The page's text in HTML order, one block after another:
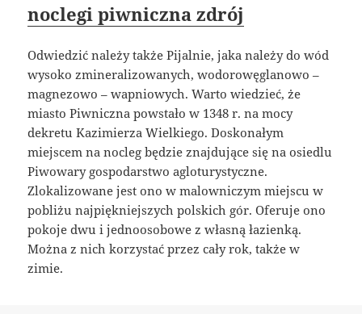
noclegi piwniczna zdrój
Odwiedzić należy także Pijalnie, jaka należy do wód
wysoko zmineralizowanych, wodorowęglanowo –
magnezowo – wapniowych. Warto wiedzieć, że
miasto Piwniczna powstało w 1348 r. na mocy
dekretu Kazimierza Wielkiego. Doskonałym
miejscem na nocleg będzie znajdujące się na osiedlu
Piwowary gospodarstwo agloturystyczne.
Zlokalizowane jest ono w malowniczym miejscu w
pobliżu najpiękniejszych polskich gór. Oferuje ono
pokoje dwu i jednoosobowe z własną łazienką.
Można z nich korzystać przez cały rok, także w
zimie.